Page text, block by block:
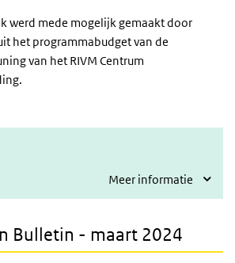
werd mede mogelijk gemaakt door
het programmabudget van de
van het RIVM Centrum
Meer informatie
Bulletin - maart 2024